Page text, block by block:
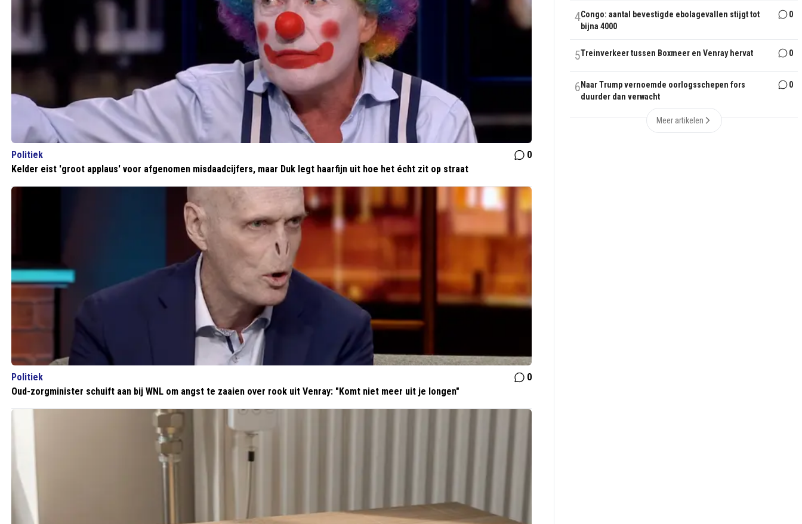
Politiek
0
Kelder eist 'groot applaus' voor afgenomen misdaadcijfers, maar Duk legt haarfijn uit hoe het écht zit op straat
Politiek
0
Oud-zorgminister schuift aan bij WNL om angst te zaaien over rook uit Venray: "Komt niet meer uit je longen"
4Congo: aantal bevestigde ebolagevallen stijgt tot
bijna 4000
0
5Treinverkeer tussen Boxmeer en Venray hervat 0
6 Naar Trump vernoemde oorlogsschepen fors
duurder dan verwacht
0
Meer artikelen